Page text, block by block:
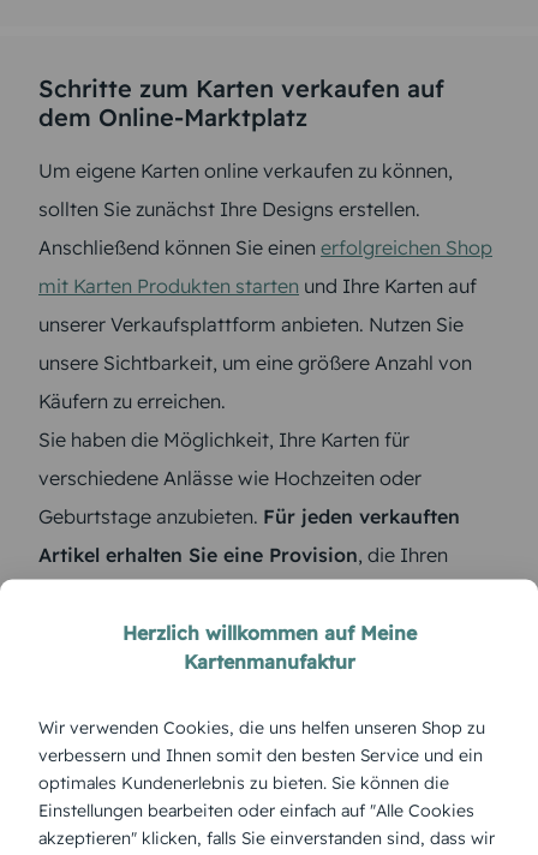
Schritte zum Karten verkaufen auf
dem Online-Marktplatz
Um eigene Karten online verkaufen zu können,
sollten Sie zunächst Ihre Designs erstellen.
Anschließend können Sie einen erfolgreichen Shop
mit Karten Produkten starten und Ihre Karten auf
unserer Verkaufsplattform anbieten. Nutzen Sie
unsere Sichtbarkeit, um eine größere Anzahl von
Käufern zu erreichen.
Sie haben die Möglichkeit, Ihre Karten für
verschiedene Anlässe wie Hochzeiten oder
Geburtstage anzubieten. Für jeden verkauften
Artikel erhalten Sie eine Provision, die Ihren
hochwertiges Papier für die Karten auswählen oder
passende Briefumschlägemitbestellen. Diese
von der Konkurrenz abzuheben.
Starten Sie jetzt und bringen Sie Ihre kreativen
Designs auf den Markt!
Herzlich willkommen auf Meine
Kartenmanufaktur
Wir verwenden Cookies, die uns helfen unseren Shop zu
verbessern und Ihnen somit den besten Service und ein
optimales Kundenerlebnis zu bieten. Sie können die
Einstellungen bearbeiten oder einfach auf "Alle Cookies
akzeptieren" klicken, falls Sie einverstanden sind, dass wir